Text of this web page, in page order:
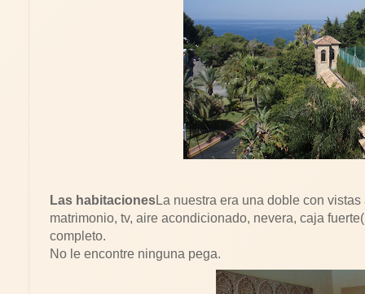
Las habitacionesLa nuestra era una doble con
matrimonio, tv, aire acondicionado, nevera, caja
completo.
No le encontre ninguna pega.